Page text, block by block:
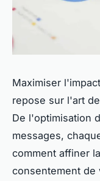
Maximiser
repose sur l'art
De l'optimisation
messages,
comment affiner
consentement de